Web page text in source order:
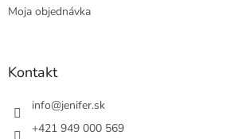
Moja objednávka
Kontakt
info@jenifer.sk
+421 949 000 569